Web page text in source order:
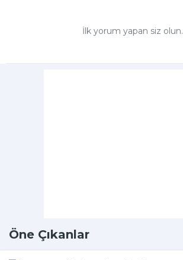
İlk yorum yapan siz olun.
Öne Çıkanlar